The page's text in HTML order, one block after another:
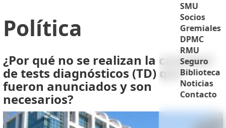
SMU
Socios
Gremiales
DPMC
RMU
Seguro
Biblioteca
Noticias
Contacto
Política
¿Por qué no se realizan la cantidad
de tests diagnósticos (TD) que
fueron anunciados y son
necesarios?